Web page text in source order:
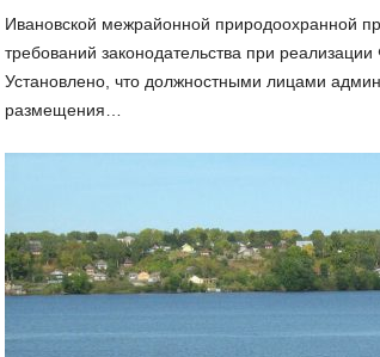
Ивановской межрайонной природоохранной
требований законодательства при
Установлено, что должностными лицами
размещения…